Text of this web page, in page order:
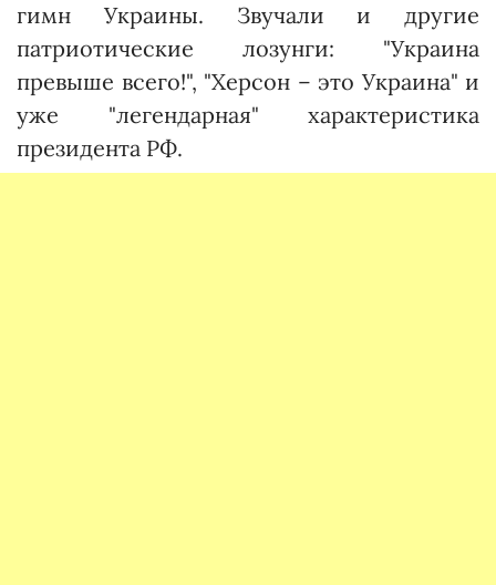
гимн Украины. Звучали и другие
патриотические лозунги: "Украина
превыше всего!", "Херсон – это Украина" и
уже "легендарная" характеристика
президента РФ.